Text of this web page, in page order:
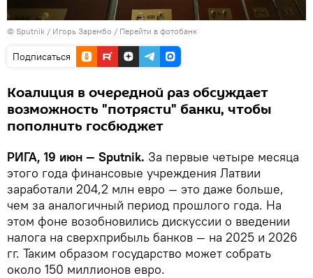
© Sputnik / Игорь Зарембо / Перейти в фотобанк
Подписаться
Коалиция в очередной раз обсуждает
возможность "потрясти" банки, чтобы
пополнить госбюджет
РИГА, 19 июн — Sputnik. За первые четыре месяца
этого года финансовые учреждения Латвии
заработали 204,2 млн евро — это даже больше,
чем за аналогичный период прошлого года. На
этом фоне возобновились дискуссии о введении
налога на сверхприбыль банков — на 2025 и 2026
гг. Таким образом государство может собрать
около 150 миллионов евро.